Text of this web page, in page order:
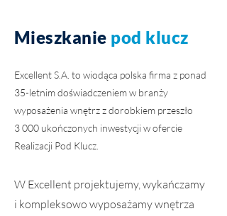
Mieszkanie pod klucz
Excellent S.A. to wiodąca polska firma z ponad
35-letnim doświadczeniem w branży
wyposażenia wnętrz z dorobkiem przeszło
3 000 ukończonych inwestycji w ofercie
Realizacji Pod Klucz.
W Excellent projektujemy, wykańczamy
i kompleksowo wyposażamy wnętrza